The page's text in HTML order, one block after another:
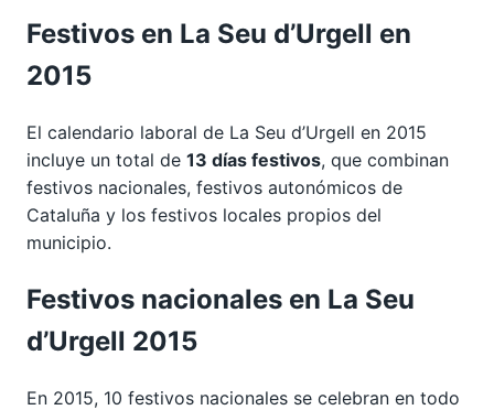
Festivos en La Seu d’Urgell en
2015
El calendario laboral de La Seu d’Urgell en 2015
incluye un total de 13 días festivos, que combinan
festivos nacionales, festivos autonómicos de
Cataluña y los festivos locales propios del
municipio.
Festivos nacionales en La Seu
d’Urgell 2015
En 2015, 10 festivos nacionales se celebran en todo